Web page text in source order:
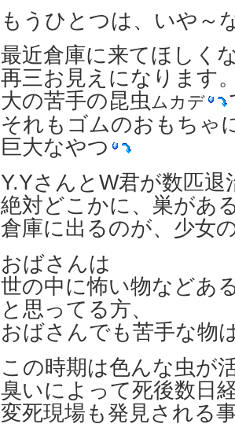
もうひとつは、いや～
最近倉庫に来てほしく
再三お見えになります
大の苦手の昆虫ムカデ
それもゴムのおもちゃ
巨大なやつ
Y.YさんとW君が数匹
絶対どこかに、巣があ
倉庫に出るのが、少女
おばさんは
世の中に怖い物などあ
と思ってる方、
おばさんでも苦手な物
この時期は色んな虫が
臭いによって死後数日
変死現場も発見される